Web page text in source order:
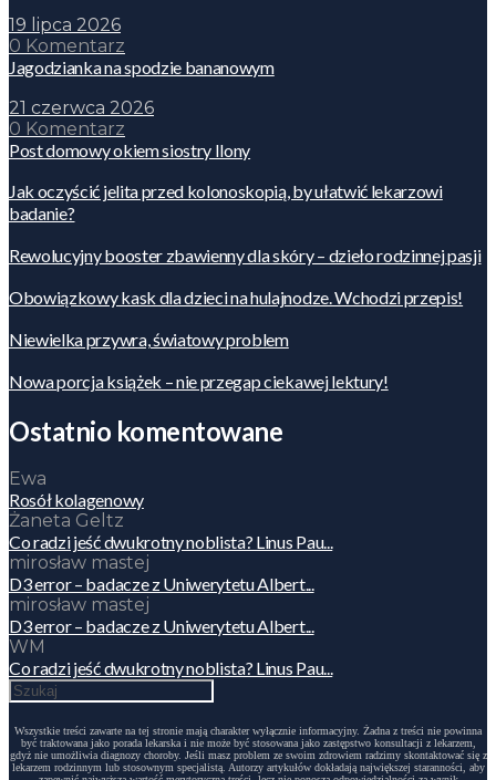
19 lipca 2026
0 Komentarz
Jagodzianka na spodzie bananowym
21 czerwca 2026
0 Komentarz
Post domowy okiem siostry Ilony
Jak oczyścić jelita przed kolonoskopią, by ułatwić lekarzowi
badanie?
Rewolucyjny booster zbawienny dla skóry – dzieło rodzinnej pasji
Obowiązkowy kask dla dzieci na hulajnodze. Wchodzi przepis!
Niewielka przywra, światowy problem
Nowa porcja książek – nie przegap ciekawej lektury!
Ostatnio komentowane
Ewa
Rosół kolagenowy
Żaneta Geltz
Co radzi jeść dwukrotny noblista? Linus Pau...
mirosław mastej
D3 error – badacze z Uniwerytetu Albert...
mirosław mastej
D3 error – badacze z Uniwerytetu Albert...
WM
Co radzi jeść dwukrotny noblista? Linus Pau...
Wszystkie treści zawarte na tej stronie mają charakter wyłącznie informacyjny. Żadna z treści nie powinna
być traktowana jako porada lekarska i nie może być stosowana jako zastępstwo konsultacji z lekarzem,
gdyż nie umożliwia diagnozy choroby. Jeśli masz problem ze swoim zdrowiem radzimy skontaktować się z
lekarzem rodzinnym lub stosownym specjalistą. Autorzy artykułów dokładają największej staranności, aby